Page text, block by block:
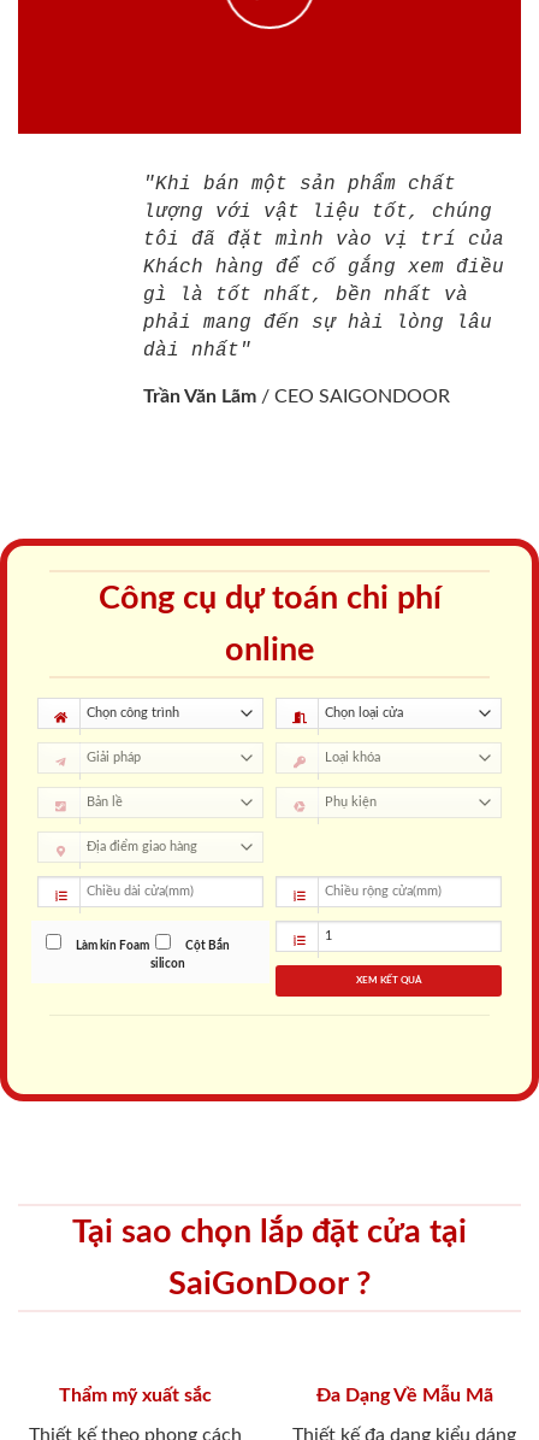
"Khi bán một sản phẩm chất
lượng với vật liệu tốt, chúng
tôi đã đặt mình vào vị trí của
Khách hàng để cố gắng xem điều
gì là tốt nhất, bền nhất và
phải mang đến sự hài lòng lâu
dài nhất"
Trần Văn Lãm / CEO SAIGONDOOR
Công cụ dự toán chi phí
online
Làm kín Foam
Cột Bắn
silicon
XEM KẾT QUẢ
Tại sao chọn lắp đặt cửa tại
SaiGonDoor ?
Thẩm mỹ xuất sắc
Thiết kế theo phong cách
Đa Dạng Về Mẫu Mã
Thiết kế đa dạng kiểu dáng